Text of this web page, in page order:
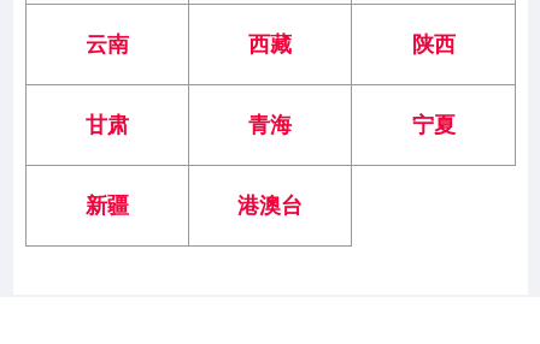
云南 西藏 陕西
甘肃 青海 宁夏
新疆 港澳台